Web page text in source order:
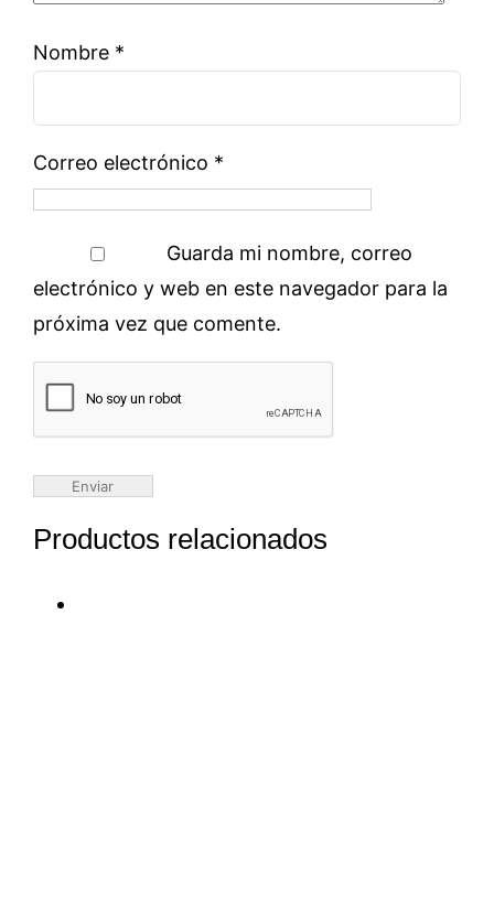
Nombre *
Correo electrónico *
Guarda mi nombre, correo
electrónico y web en este navegador para la
próxima vez que comente.
Productos relacionados